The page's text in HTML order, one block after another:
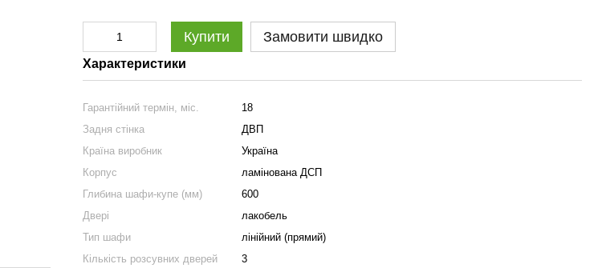
Купити Замовити швидко
Характеристики
Гарантійний термін, міс.
18
Задня стінка
ДВП
Країна виробник
Україна
Корпус
ламінована ДСП
Глибина шафи-купе (мм)
600
Двері
лакобель
Тип шафи
лінійний (прямий)
Кількість розсувних дверей
3